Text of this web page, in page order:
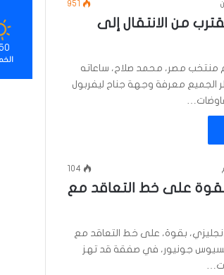
951
من الانتقال إلى
مصر، محمد صلاح، ساعاته
الجميع معرفة وجهة جناح ليفربول
104
بقوة على خط التعاقد مع
بقوة، على خط التعاقد مع
جونيور، في صفقة قد تهز